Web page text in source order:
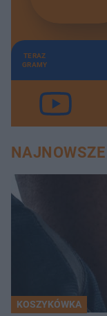
TERAZ
GRAMY
KOSZYKÓWKA